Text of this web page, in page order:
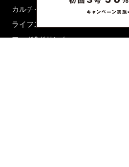
カルチャー
ライフスタイル
フード&ドリンク